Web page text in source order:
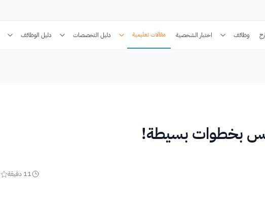
وظائف اختبار الشخصية مقالات تعليمية دليل التخصصات دليل الوظائف
بخطوات بسيطة!
11 دقيقة